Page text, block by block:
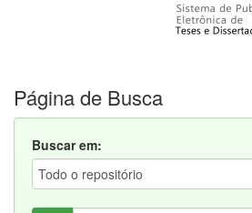
Página de Busca
Buscar em: